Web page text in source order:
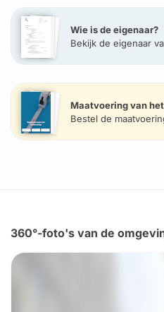
Wie is de eigenaar?
Bekijk de eigenaar
Maatvoering van
Bestel de
360°-foto's van de